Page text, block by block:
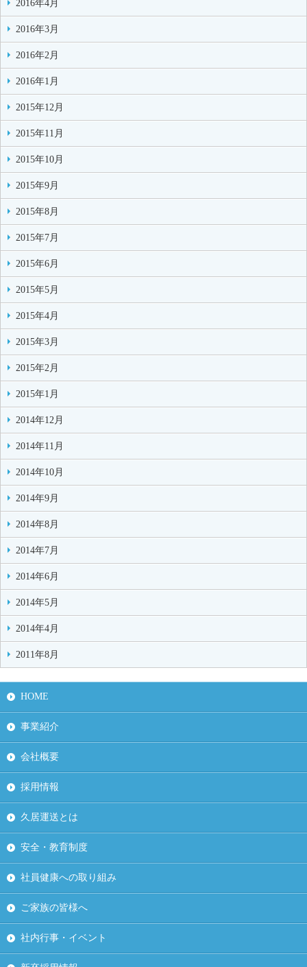
2016年4月
2016年3月
2016年2月
2016年1月
2015年12月
2015年11月
2015年10月
2015年9月
2015年8月
2015年7月
2015年6月
2015年5月
2015年4月
2015年3月
2015年2月
2015年1月
2014年12月
2014年11月
2014年10月
2014年9月
2014年8月
2014年7月
2014年6月
2014年5月
2014年4月
2011年8月
HOME
事業紹介
会社概要
採用情報
久居運送とは
安全・教育制度
社員健康への取り組み
ご家族の皆様へ
社内行事・イベント